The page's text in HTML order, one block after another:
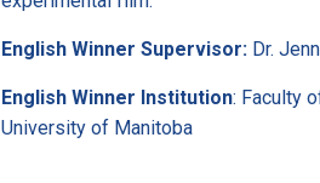
English Winner Supervisor: Dr.
English Winner Institution: Faculty
University of Manitoba